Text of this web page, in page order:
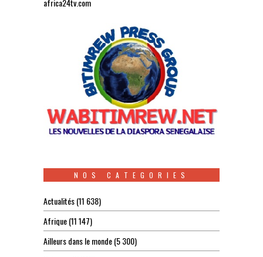
NOS CATEGORIES
Actualités(11 638)
Afrique(11 147)
Ailleurs dans le monde(5 300)